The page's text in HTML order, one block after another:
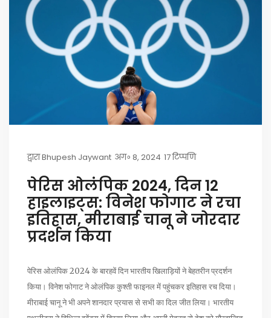
द्वाराBhupesh Jaywant अग॰ 8, 2024 17 टिप्पणि
पेरिस ओलंपिक 2024, दिन 12
हाइलाइट्स: विनेश फोगाट ने रचा
इतिहास, मीराबाई चानू ने जोरदार
प्रदर्शन किया
पेरिस ओलंपिक 2024 के बारहवें दिन भारतीय खिलाड़ियों ने बेहतरीन प्रदर्शन
किया। विनेश फोगाट ने ओलंपिक कुश्ती फाइनल में पहुंचकर इतिहास रच दिया।
मीराबाई चानू ने भी अपने शानदार प्रयास से सभी का दिल जीत लिया। भारतीय